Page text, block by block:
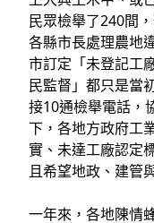
民眾檢舉了240間
各縣市長處理農地
市訂定「未登記工
民監督」都只是當
接10通檢舉電話，
下，各地方政府工
實、未達工廠認定
且希望地政、建管
一年來，各地陳情